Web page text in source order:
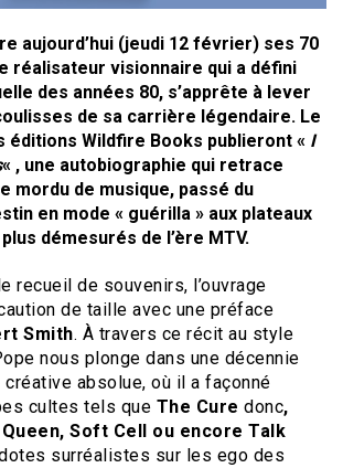
aujourd’hui (jeudi 12 février) ses 70
réalisateur visionnaire qui a défini
des années 80, s’apprête à lever
de sa carrière légendaire. Le
éditions Wildfire Books publieront « I
« , une autobiographie qui retrace
mordu de musique, passé du
en mode « guérilla » aux plateaux
démesurés de l’ère MTV.
recueil de souvenirs, l’ouvrage
de taille avec une préface
Smith. À travers ce récit au style
nous plonge dans une décennie
absolue, où il a façonné
cultes tels que The Cure donc,
Queen, Soft Cell ou encore Talk
surréalistes sur les ego des